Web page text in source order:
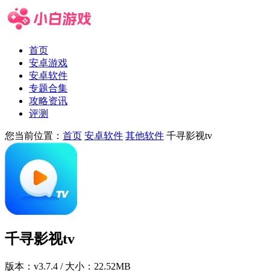
首页
安卓游戏
安卓软件
专题合集
攻略资讯
评测
您当前位置： 首页 安卓软件 其他软件 千寻影视tv
千寻影视tv
版本： v3.7.4 / 大小：22.52MB